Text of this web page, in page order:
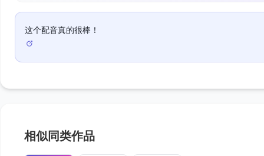
这个配音真的很棒！
相似同类作品